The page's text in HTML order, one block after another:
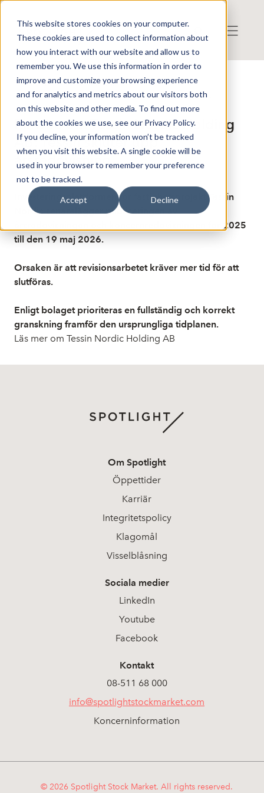
This website stores cookies on your computer.
These cookies are used to collect information about
how you interact with our website and allow us to
remember you. We use this information in order to
improve and customize your browsing experience
and for analytics and metrics about our visitors both
on this website and other media. To find out more
about the cookies we use, see our Privacy Policy.
If you decline, your information won’t be tracked
when you visit this website. A single cookie will be
used in your browser to remember your preference
not to be tracked.
Accept Decline
Publicerat: 2026-05-11 12:21:26
Detta är en nyhet från nyhetsbyrån FinwireDisclaimer
Finwire om Tessin Nordic Holding
AB: Tessin skjuter upp
årsredovisning
Investeringsplattformen för fastighetsprojekt Tessin
Nordic senarelägger publiceringen av
årsredovisningen och koncernredovisningen för 2025
till den 19 maj 2026.
Orsaken är att revisionsarbetet kräver mer tid för att
slutföras.
Enligt bolaget prioriteras en fullständig och korrekt
granskning framför den ursprungliga tidplanen.
Läs mer om Tessin Nordic Holding AB
Om Spotlight
Öppettider
Karriär
Integritetspolicy
Klagomål
Visselblåsning
Sociala medier
LinkedIn
Youtube
Facebook
Kontakt
08-511 68 000
info@spotlightstockmarket.com
Koncerninformation
© 2026 Spotlight Stock Market. All rights reserved.